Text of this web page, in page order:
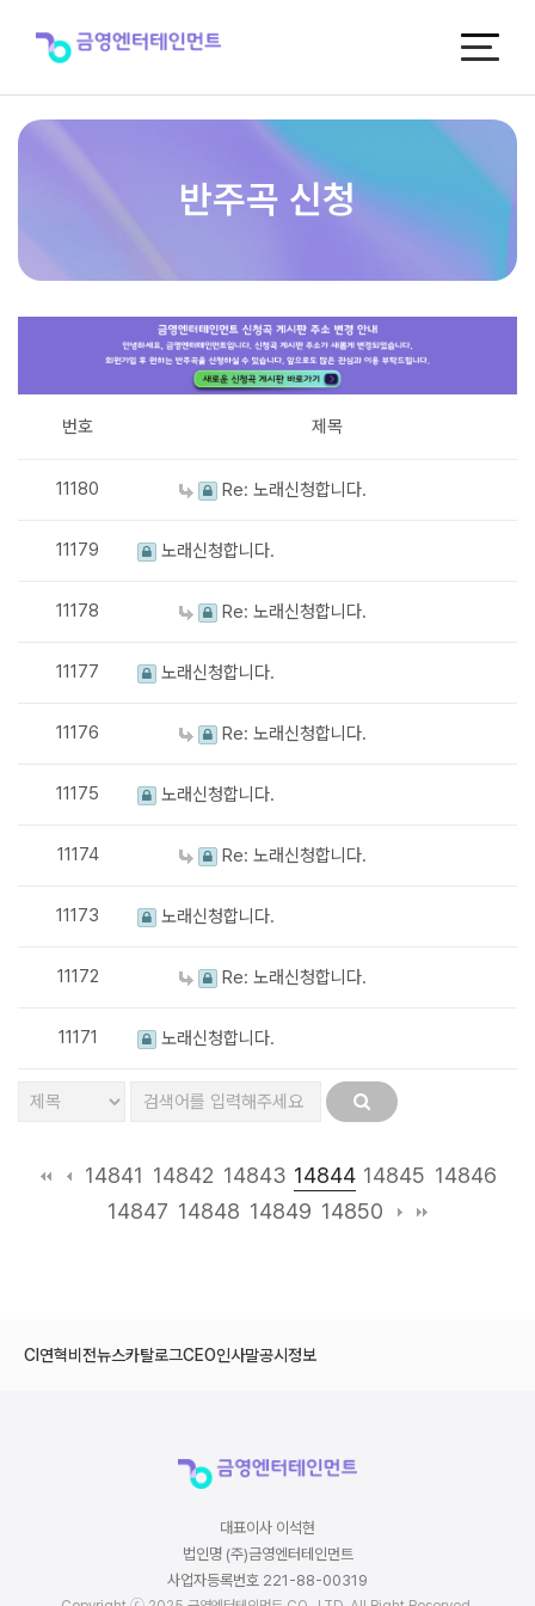
반주곡 신청
번호 제목
11180 Re: 노래신청합니다.
11179 노래신청합니다.
11178 Re: 노래신청합니다.
11177 노래신청합니다.
11176 Re: 노래신청합니다.
11175 노래신청합니다.
11174 Re: 노래신청합니다.
11173 노래신청합니다.
11172 Re: 노래신청합니다.
11171 노래신청합니다.
14841 14842 14843 14844 14845 14846
14847 14848 14849 14850
CI 연혁비전뉴스카탈로그CEO인사말공시정보
대표이사 이석현
법인명 (주)금영엔터테인먼트
사업자등록번호 221-88-00319